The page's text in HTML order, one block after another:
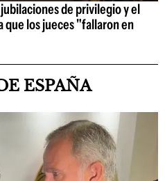
de privilegio y el
que los jueces "fallaron en
ESPAÑA